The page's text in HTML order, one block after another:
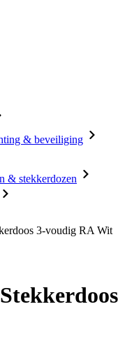
& beveiliging
& stekkerdozen
3-voudig RA Wit